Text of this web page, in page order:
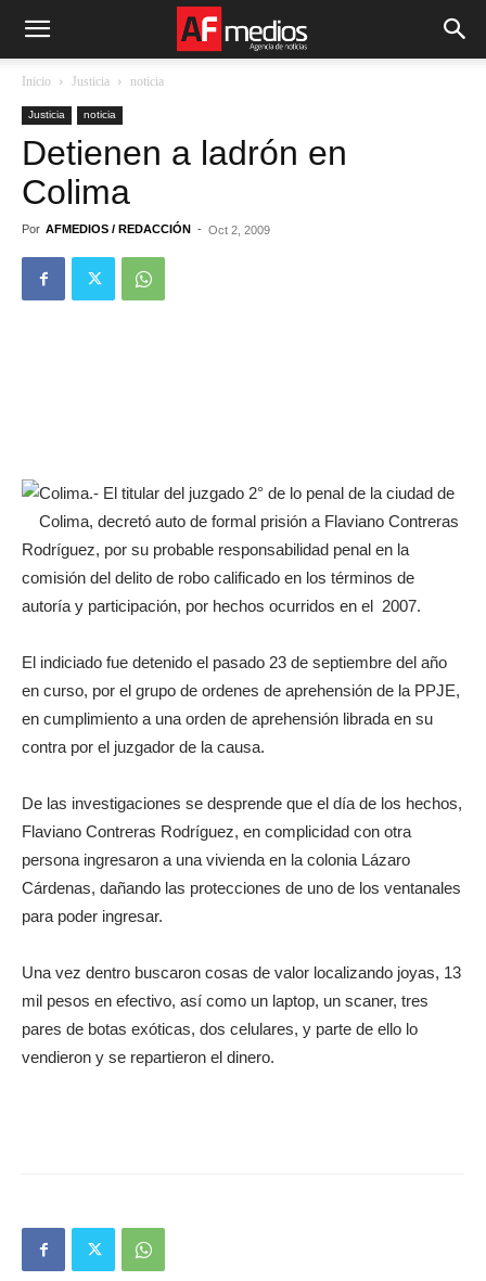
Inicio Justicia noticia
Justicia noticia
Detienen a ladrón en
Colima
Por AFMEDIOS / REDACCIÓN - Oct 2, 2009
Colima.- El titular del juzgado 2° de lo penal de la ciudad de
Colima, decretó auto de formal prisión a Flaviano Contreras
Rodríguez, por su probable responsabilidad penal en la
comisión del delito de robo calificado en los términos de
autoría y participación, por hechos ocurridos en el 2007.
El indiciado fue detenido el pasado 23 de septiembre del año
en curso, por el grupo de ordenes de aprehensión de la PPJE,
en cumplimiento a una orden de aprehensión librada en su
contra por el juzgador de la causa.
De las investigaciones se desprende que el día de los hechos,
Flaviano Contreras Rodríguez, en complicidad con otra
persona ingresaron a una vivienda en la colonia Lázaro
Cárdenas, dañando las protecciones de uno de los ventanales
para poder ingresar.
Una vez dentro buscaron cosas de valor localizando joyas, 13
mil pesos en efectivo, así como un laptop, un scaner, tres
pares de botas exóticas, dos celulares, y parte de ello lo
vendieron y se repartieron el dinero.